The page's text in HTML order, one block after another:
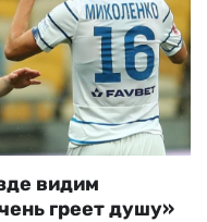
видим
греет душу»